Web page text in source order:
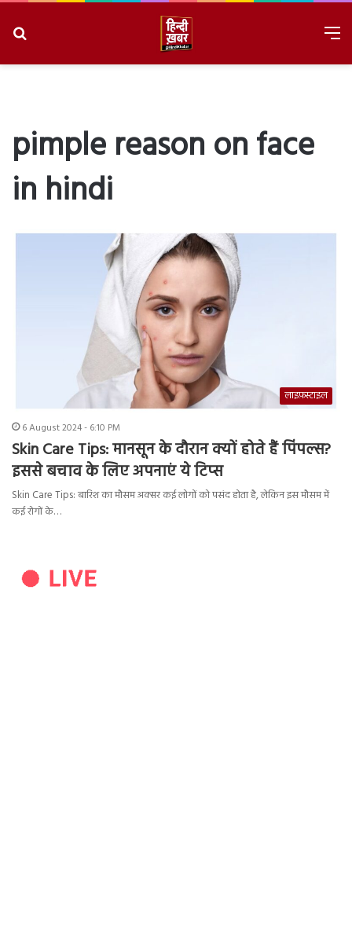
pimple reason on face
in hindi
लाइफ़स्टाइल
6 August 2024 - 6:10 PM
Skin Care Tips: मानसून के दौरान क्यों होते हैं पिंपल्स?
इससे बचाव के लिए अपनाएं ये टिप्स
Skin Care Tips: बारिश का मौसम अक्सर कई लोगों को पसंद होता है, लेकिन इस मौसम में
कई रोगों के…